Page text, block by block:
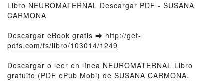
Libro NEUROMATERNAL Descargar PDF - SUSANA
CARMONA
Descargar eBook gratis ➡ http://get-
pdfs.com/fs/libro/103014/1249
Descargar o leer en línea NEUROMATERNAL Libro
gratuito (PDF ePub Mobi) de SUSANA CARMONA.